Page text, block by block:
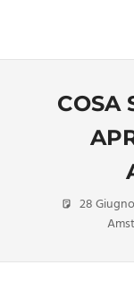
content
imprescindibile,
inevitabile
e
COSA
28